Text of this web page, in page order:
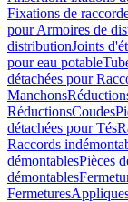
Fixations de
pour Armoires de
distributionJoints
pour eau potable
détachées pour
Manchons
RéductionsCoudes
détachées pour Tés
Raccords
démontablesPièces
démontables
Fermetures